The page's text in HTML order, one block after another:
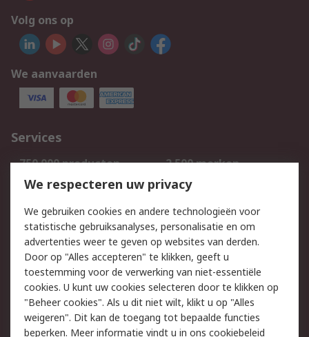
Volg ons op
We aanvaarden
Services
750.000 producten
2.500 merken
Bestellen
Inkoopoplossingen
Track & Trace
Wettelijk
Cookiebeleid
Email veiligheid
Privacybeleid
Websitevoorwaarden
Algemene
We respecteren uw privacy
We gebruiken cookies en andere technologieën voor
statistische gebruiksanalyses, personalisatie en om
advertenties weer te geven op websites van derden.
Door op "Alles accepteren" te klikken, geeft u
toestemming voor de verwerking van niet-essentiële
cookies. U kunt uw cookies selecteren door te klikken op
"Beheer cookies". Als u dit niet wilt, klikt u op "Alles
weigeren". Dit kan de toegang tot bepaalde functies
beperken. Meer informatie vindt u in ons cookiebeleid